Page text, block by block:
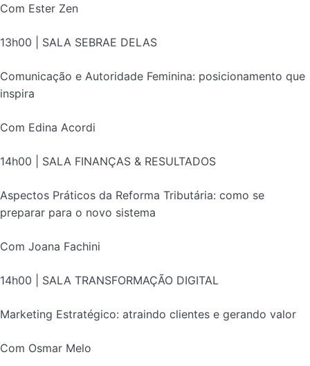
Com Ester Zen
13h00 | SALA SEBRAE DELAS
Comunicação e Autoridade Feminina: posicionamento que
inspira
Com Edina Acordi
14h00 | SALA FINANÇAS & RESULTADOS
Aspectos Práticos da Reforma Tributária: como se
preparar para o novo sistema
Com Joana Fachini
14h00 | SALA TRANSFORMAÇÃO DIGITAL
Marketing Estratégico: atraindo clientes e gerando valor
Com Osmar Melo